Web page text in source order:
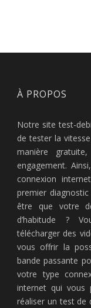
À PROPOS
Notre site test-
de tester la
manière
engagement.
connexion
premier
être que votre
d’habitude ?
télécharger des
vous offrir la
bande passante
votre type
internet qui vous
réaliser un test de